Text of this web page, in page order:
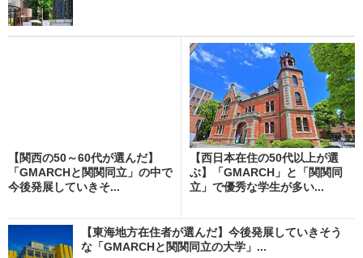
【関西の50～60代が選んだ】
「GMARCHと関関同立」の中で
今後発展していきそ...
【西日本在住の50代以上が選
ぶ】「GMARCH」と「関関同
立」で優秀な学生が多い...
【東海地方在住者が選んだ】今後発展していきそう
な「GMARCHと関関同立の大学」...